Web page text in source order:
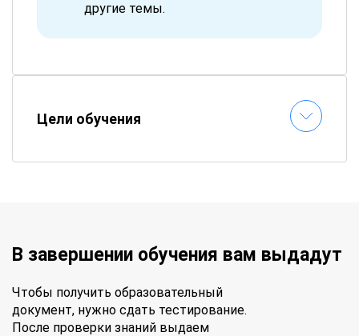
другие темы.
Цели обучения
В завершении обучения вам выдадут
Чтобы получить образовательный
документ, нужно сдать тестирование.
После проверки знаний выдаем